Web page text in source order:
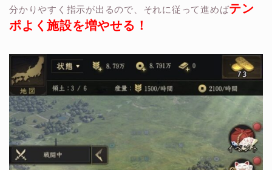
分かりやすく指示が出るので、それに従って進めばテン
ポよく施設を増やせる！